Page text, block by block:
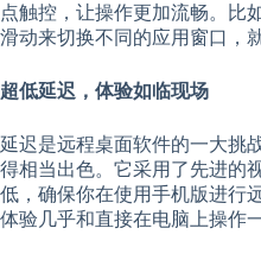
点触控，让操作更加流畅。比
滑动来切换不同的应用窗口，
超低延迟，体验如临现场
延迟是远程桌面软件的一大挑
得相当出色。它采用了先进的
低，确保你在使用手机版进行
体验几乎和直接在电脑上操作一